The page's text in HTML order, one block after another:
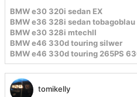
BMW e30 320i sedan EX
BMW e36 328i sedan tobagoblau
BMW e30 328i mtechII
BMW e46 330d touring silwer
BMW e46 330d touring 265PS
tomikelly